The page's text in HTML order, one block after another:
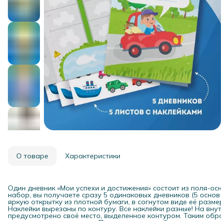
О товаре Характеристики
Один дневник «Мои успехи и достижения» состоит из поля-
набор, вы получаете сразу 5 одинаковых дневников (5
яркую открытку из плотной бумаги, в согнутом виде её
Наклейки вырезаны по контуру. Все наклейки разные! На
предусмотрено своё место, выделенное контуром. Таким